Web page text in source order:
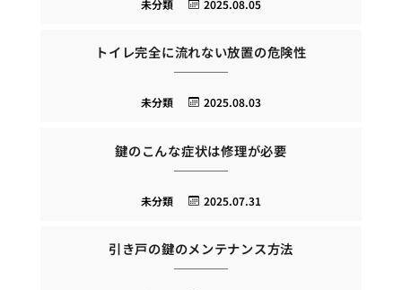
2025.08.05
未分類
トイレ完全に流れない放置の危険性
2025.08.03
未分類
鍵のこんな症状は修理が必要
2025.07.31
未分類
引き戸の鍵のメンテナンス方法